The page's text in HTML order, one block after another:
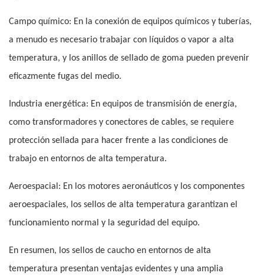
Campo químico: En la conexión de equipos químicos y tuberías,
a menudo es necesario trabajar con líquidos o vapor a alta
temperatura, y los anillos de sellado de goma pueden prevenir
eficazmente fugas del medio.
Industria energética: En equipos de transmisión de energía,
como transformadores y conectores de cables, se requiere
protección sellada para hacer frente a las condiciones de
trabajo en entornos de alta temperatura.
Aeroespacial: En los motores aeronáuticos y los componentes
aeroespaciales, los sellos de alta temperatura garantizan el
funcionamiento normal y la seguridad del equipo.
En resumen, los sellos de caucho en entornos de alta
temperatura presentan ventajas evidentes y una amplia